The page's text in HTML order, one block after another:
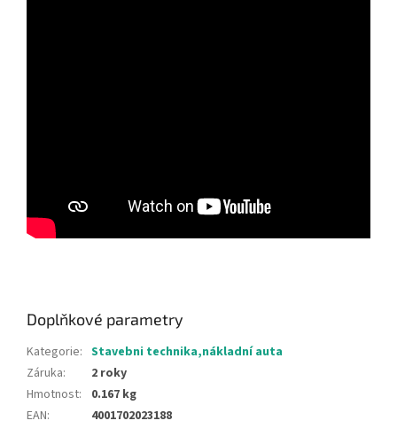
Doplňkové parametry
Kategorie: Stavebni technika,nákladní auta
Záruka:
2 roky
Hmotnost:
0.167 kg
EAN: 4001702023188